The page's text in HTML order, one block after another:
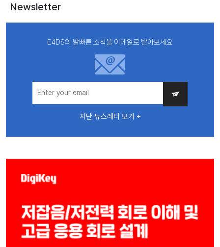
Newsletter
E4DS의 발빠른 소식을 이메일로 받아보세요
지난 뉴스레터 보기 +